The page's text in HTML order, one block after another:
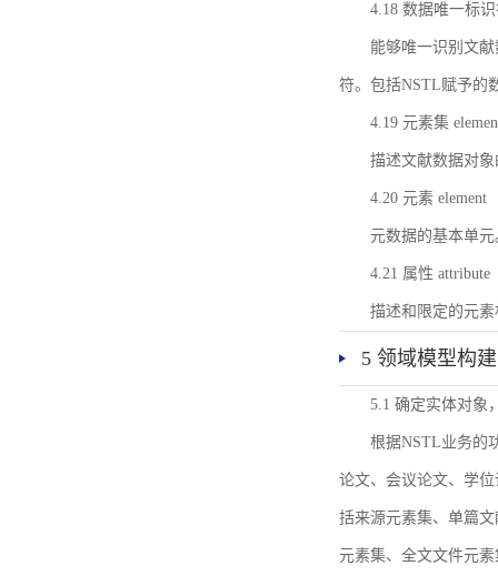
4.18 数据唯一标
能够唯一识别文
符。包括NSTL赋予的
4.19 元素集
描述文献数据对
4.20 元素 element
元数据的基本单元
4.21 属性 attribute
描述和限定的元
5 领域模型构建
5.1 确定实体对象
根据NSTL业务的
论文、会议论文、学
括来源元素集、单篇
元素集、全文文件元